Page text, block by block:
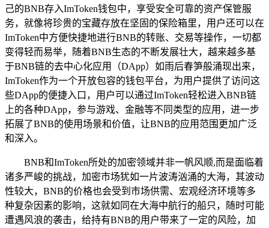
己的BNB存入ImToken钱包中，享受安全可靠的资产保管服
务，就像将珍贵的宝藏存放在坚固的保险箱里，用户还可以在
ImToken中方便快捷地进行BNB的转账、交易等操作，一切都
变得轻而易举，随着BNB生态的不断发展壮大，越来越多基
于BNB链的去中心化应用（DApp）如雨后春笋般涌现出来，
ImToken作为一个开放包容的钱包平台，为用户提供了访问这
些DApp的便捷入口，用户可以通过ImToken轻松进入BNB链
上的各种DApp，参与游戏、金融等不同类型的应用，进一步
拓展了BNB的使用场景和价值，让BNB的应用范围更加广泛
和深入。
BNB和ImToken所处的加密领域并非一帆风顺,而是面临着
诸多严峻的挑战，加密市场犹如一片波涛汹涌的大海，其波动
性较大，BNB的价格也会受到市场供需、宏观经济环境等多
种复杂因素的影响，这就如同在大海中航行的船只，随时可能
遭遇风浪的袭击，给持有BNB的用户带来了一定的风险，加